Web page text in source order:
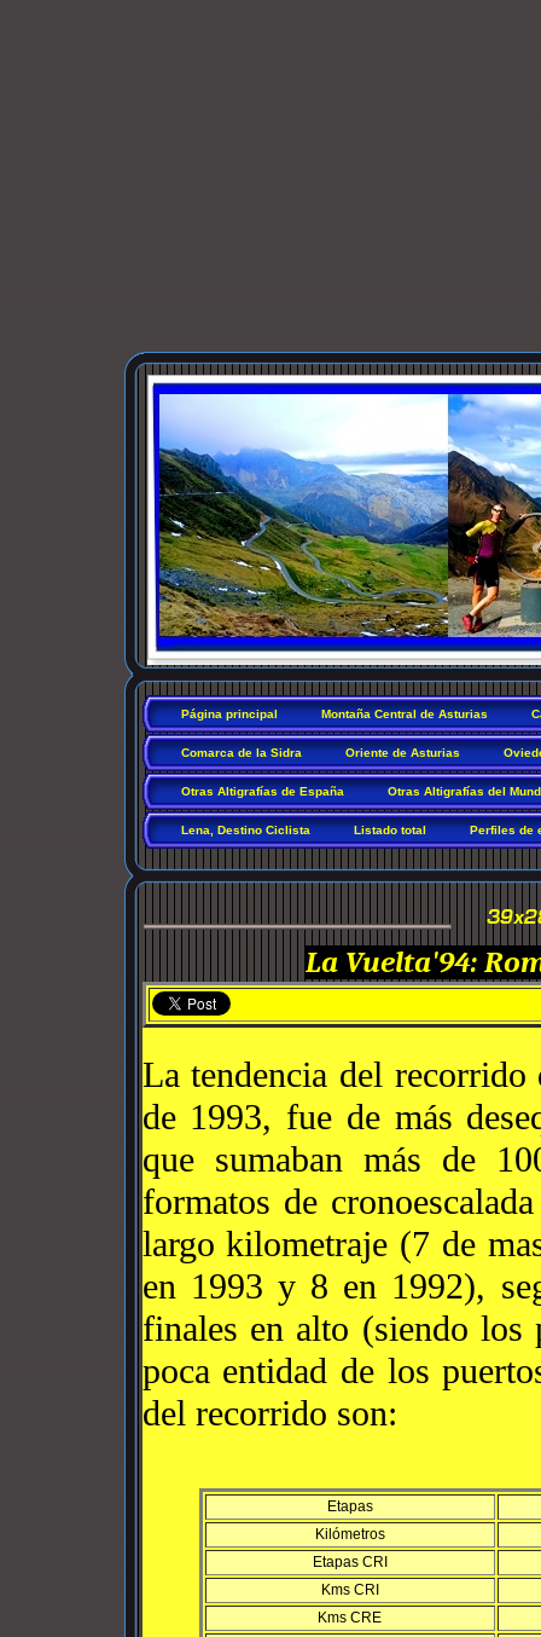
Página principal Montaña Central de Asturias
Comarca de la Sidra Oriente de Asturias
Otras Altigrafías de España Otras Altigrafías del
Lena, Destino Ciclista Listado total Perfiles de
La Vuelta'94:
La tendencia del
de 1993, fue de más
que sumaban más de
formatos de
largo kilometraje (7 de
en 1993 y 8 en 1992),
finales en alto (siendo los
poca entidad de los
del recorrido son:
Etapas
Kilómetros
Etapas CRI
Kms CRI
Kms CRE